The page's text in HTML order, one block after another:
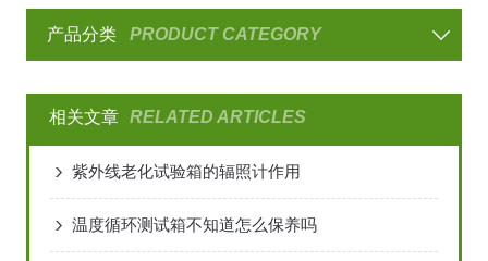
产品分类 PRODUCT CATEGORY
相关文章 RELATED ARTICLES
紫外线老化试验箱的辐照计作用
温度循环测试箱不知道怎么保养吗